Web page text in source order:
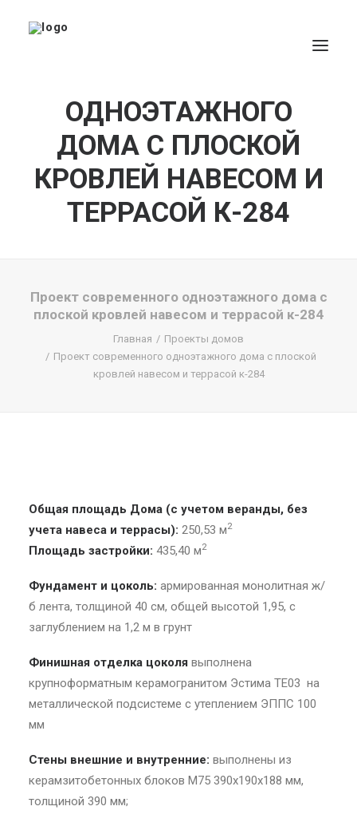
Все результаты...
Exact matches only
Search in title
ОДНОЭТАЖНОГО
ДОМА С ПЛОСКОЙ
КРОВЛЕЙ НАВЕСОМ И
ТЕРРАСОЙ К-284
Проект современного одноэтажного дома с
плоской кровлей навесом и террасой к-284
Главная
Проекты домов
Проект современного одноэтажного дома с плоской
кровлей навесом и террасой к-284
Общая площадь Дома (с учетом веранды, без
учета навеса и террасы): 250,53 м2
Площадь застройки: 435,40 м2
Фундамент и цоколь: армированная монолитная ж/
б лента, толщиной 40 см, общей высотой 1,95, с
заглублением на 1,2 м в грунт
Финишная отделка цоколя выполнена
крупноформатным керамогранитом Эстима ТЕ03 на
металлической подсистеме с утеплением ЭППС 100
мм
Стены внешние и внутренние: выполнены из
керамзитобетонных блоков М75 390х190х188 мм,
толщиной 390 мм;